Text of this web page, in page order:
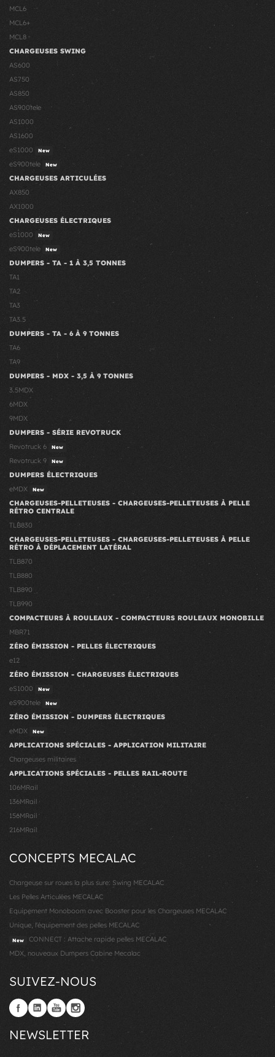
MCL6
MCL6+
MCL8
CHARGEUSES SWING
AS600
AS750
AS850
AS900tele
AS1000
AS1600
eS1000
New
eS900tele New
CHARGEUSES ARTICULÉES
AX850
AX1000
CHARGEUSES ÉLECTRIQUES
eS1000
New
eS900tele New
DUMPERS - TA - 1 À 3,5 TONNES
TA1
TA2
TA3
TA3.5
DUMPERS - TA - 6 À 9 TONNES
TA6
TA9
DUMPERS - MDX - 3,5 À 9 TONNES
3.5MDX
6MDX
9MDX
DUMPERS - SÉRIE REVOTRUCK
Revotruck 6
New
Revotruck 9 New
DUMPERS ÉLECTRIQUES
eMDX
New
CHARGEUSES-PELLETEUSES - CHARGEUSES-PELLETEUSES À PELLE
RÉTRO CENTRALE
TLB830
CHARGEUSES-PELLETEUSES - CHARGEUSES-PELLETEUSES À PELLE
RÉTRO À DÉPLACEMENT LATÉRAL
TLB870
TLB880
TLB890
TLB990
COMPACTEURS À ROULEAUX - COMPACTEURS ROULEAUX MONOBILLE
MBR71
ZÉRO ÉMISSION - PELLES ÉLECTRIQUES
e12
ZÉRO ÉMISSION - CHARGEUSES ÉLECTRIQUES
eS1000
New
eS900tele New
ZÉRO ÉMISSION - DUMPERS ÉLECTRIQUES
eMDX
New
APPLICATIONS SPÉCIALES - APPLICATION MILITAIRE
Chargeuses militaires
APPLICATIONS SPÉCIALES - PELLES RAIL-ROUTE
106MRail
136MRail
156MRail
216MRail
CONCEPTS MECALAC
Chargeuse sur roues la plus sure: Swing MECALAC
Les Pelles Articulées MECALAC
Equipement Monoboom avec Booster pour les Chargeuses MECALAC
Unique, l'équipement des pelles MECALAC
New
CONNECT : Attache rapide pelles MECALAC
MDX, nouveaux Dumpers Cabine Mecalac
SUIVEZ-NOUS
NEWSLETTER